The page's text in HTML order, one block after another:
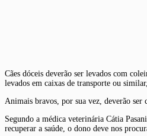
Cães dóceis deverão ser levados com
levados em caixas de transporte ou
Animais bravos, por sua vez, deverão ser
Segundo a médica veterinária Cátia
recuperar a saúde, o dono deve nos